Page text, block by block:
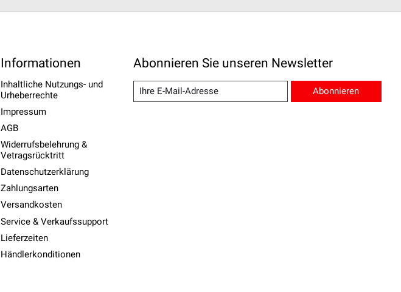
Informationen
Inhaltliche Nutzungs- und
Urheberrechte
Impressum
AGB
Widerrufsbelehrung &
Vetragsrücktritt
Datenschutzerklärung
Zahlungsarten
Versandkosten
Service & Verkaufssupport
Lieferzeiten
Händlerkonditionen
Abonnieren Sie unseren Newsletter
Abonnieren